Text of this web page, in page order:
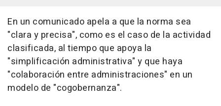
En un comunicado apela a que la norma sea
"clara y precisa", como es el caso de la actividad
clasificada, al tiempo que apoya la
"simplificación administrativa" y que haya
"colaboración entre administraciones" en un
modelo de "cogobernanza".